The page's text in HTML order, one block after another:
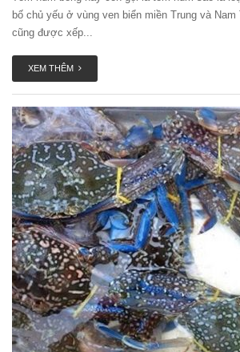
bố chủ yếu ở vùng ven biển miền Trung và
cũng được xếp...
XEM THÊM